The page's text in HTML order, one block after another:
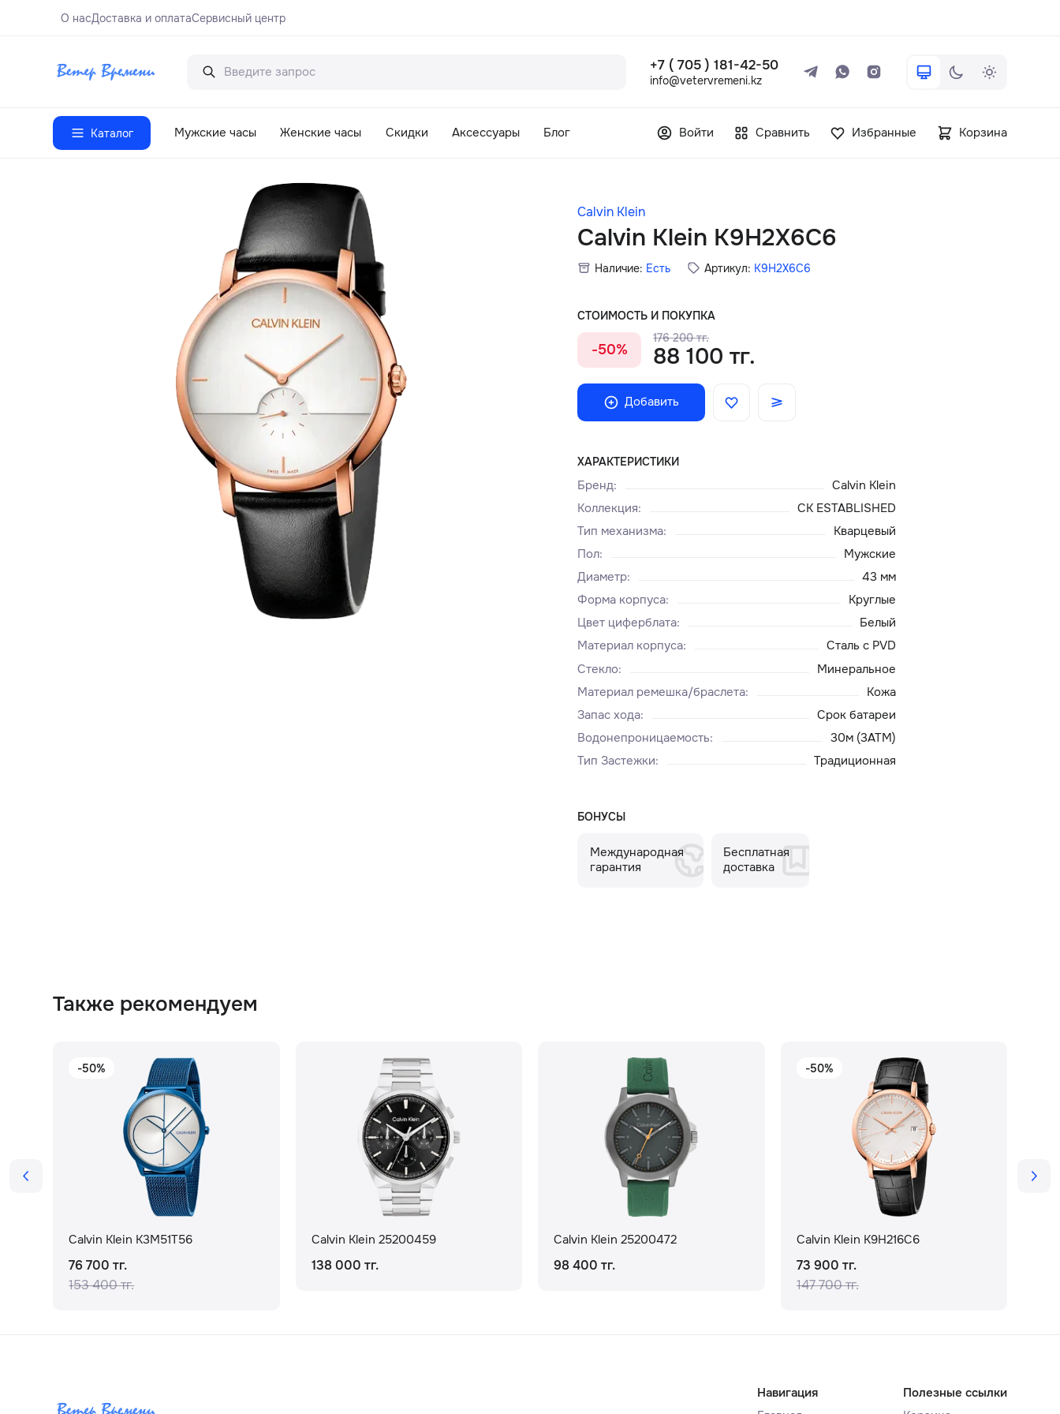
О насДоставка и оплатаСервисный центр
+7 ( 705 ) 181-42-50
info@vetervremeni.kz
Каталог Мужские часы Женские часы Скидки Аксессуары Блог Войти Сравнить Избранные Корзина
Calvin Klein
Calvin Klein K9H2X6C6
Наличие: Есть Артикул: K9H2X6C6
СТОИМОСТЬ И ПОКУПКА
-50%
176 200 тг.
88 100 тг.
Добавить
ХАРАКТЕРИСТИКИ
Бренд:
Calvin Klein
Коллекция:
CK ESTABLISHED
Тип механизма:
Кварцевый
Пол:
Мужские
Диаметр:
43 мм
Форма корпуса:
Круглые
Цвет циферблата:
Белый
Материал корпуса:
Сталь с PVD
Стекло:
Минеральное
Материал ремешка/браслета:
Кожа
Запас хода:
Срок батареи
Водонепроницаемость:
30м (3ATM)
Тип Застежки: Традиционная
БОНУСЫ
Международная
гарантия
Бесплатная
доставка
Также рекомендуем
-50%
Calvin Klein K3M51T56
76 700 тг.
153 400 тг.
Calvin Klein 25200459
138 000 тг.
Calvin Klein 25200472
98 400 тг.
-50%
Calvin Klein K9H216C6
73 900 тг.
147 700 тг.
Навигация
Полезные ссылки
+7 ( 705 ) 181-42-50
Каталог
Главная
О нас
Доставка и оплата
Сервисный центр